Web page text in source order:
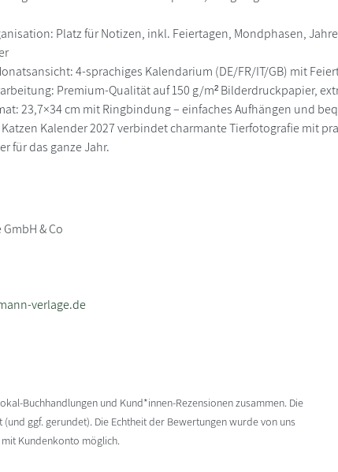
Platz für Notizen, inkl. Feiertagen, Mondphasen,
4-sprachiges Kalendarium (DE/FR/IT/GB) mit
Premium-Qualität auf 150 g/m² Bilderdruckpapier,
23,7×34 cm mit Ringbindung – einfaches Aufhängen und
Kalender 2027 verbindet charmante Tierfotografie mit
für das ganze Jahr.
& Co
verlage.de
Buchhandlungen und Kund*innen-Rezensionen zusammen. Die
ggf. gerundet). Die Echtheit der Bewertungen wurde von uns
Kundenkonto möglich.